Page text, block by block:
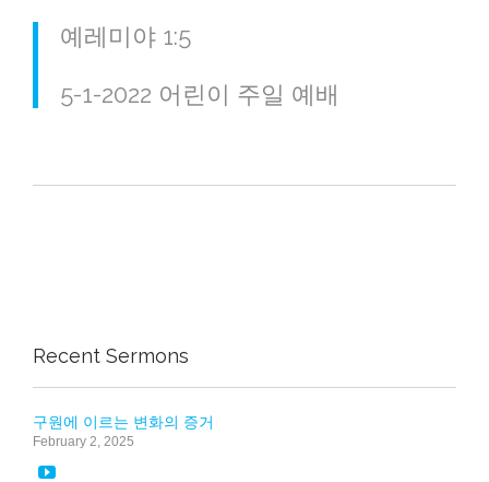
예레미야 1:5
5-1-2022 어린이 주일 예배
Recent Sermons
구원에 이르는 변화의 증거
February 2, 2025
